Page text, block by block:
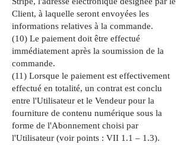
Client, à laquelle seront envoyées les
informations relatives à la commande.
(10) Le paiement doit être effectué
immédiatement après la soumission de la
commande.
(11) Lorsque le paiement est effectivement
effectué en totalité, un contrat est conclu
entre l'Utilisateur et le Vendeur pour la
fourniture de contenu numérique sous la
forme de l'Abonnement choisi par
l'Utilisateur (voir points : VII 1.1 – 1.3).